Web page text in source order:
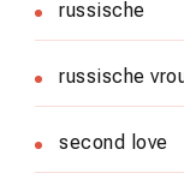
russische
russische
second love